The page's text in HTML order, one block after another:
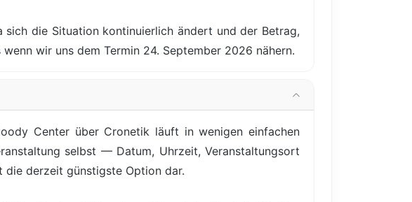
die Situation kontinuierlich ändert und der Betrag,
wir uns dem Termin 24. September 2026 nähern.
Center über Cronetik läuft in wenigen einfachen
selbst — Datum, Uhrzeit, Veranstaltungsort
die derzeit günstigste Option dar.